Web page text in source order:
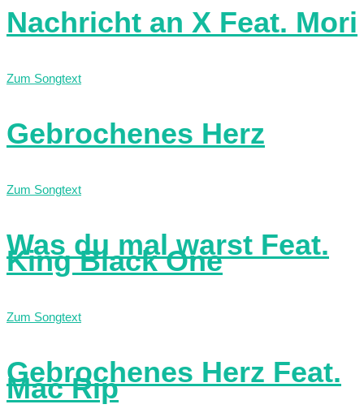
Nachricht an X Feat. Mori
Zum Songtext
Gebrochenes Herz
Zum Songtext
Was du mal warst Feat.
King Black One
Zum Songtext
Gebrochenes Herz Feat.
Mac Rip